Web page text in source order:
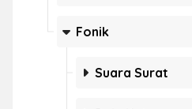
Fonik
Suara Surat